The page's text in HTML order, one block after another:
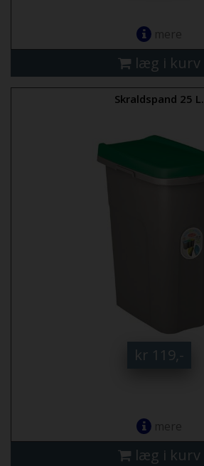
mere
læg i kurv
Skraldspand 25 L.
kr 119,-
mere
læg i kurv